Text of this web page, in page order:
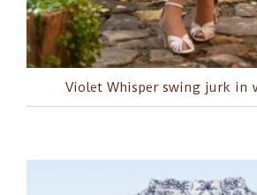
Violet Whisper swing jurk in